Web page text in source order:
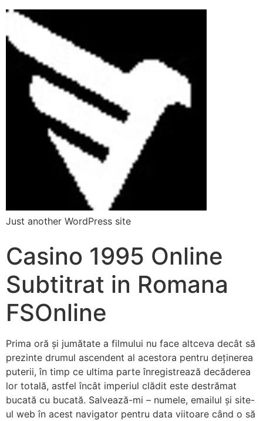
Just another WordPress site
Casino 1995 Online
Subtitrat in Romana
FSOnline
Prima oră și jumătate a filmului nu face altceva decât să
prezinte drumul ascendent al acestora pentru deținerea
puterii, în timp ce ultima parte înregistrează decăderea
lor totală, astfel încât imperiul clădit este destrămat
bucată cu bucată. Salvează-mi – numele, emailul și site-
ul web în acest navigator pentru data viitoare când o să